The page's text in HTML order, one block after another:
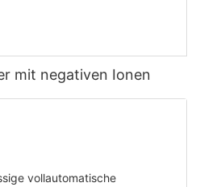
mit negativen Ionen